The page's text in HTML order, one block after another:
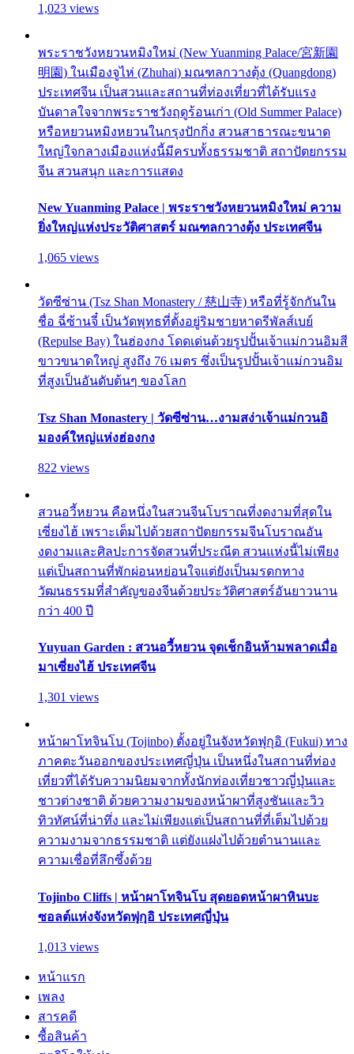
1,023 views
พระราชวังหยวนหมิงใหม่ (New Yuanming Palace/宮新園
明園) ในเมืองจูไห่ (Zhuhai) มณฑลกวางตุ้ง (Quangdong)
ประเทศจีน เป็นสวนและสถานที่ท่องเที่ยวที่ได้รับแรง
บันดาลใจจากพระราชวังฤดูร้อนเก่า (Old Summer Palace)
หรือหยวนหมิงหยวนในกรุงปักกิ่ง สวนสาธารณะขนาด
ใหญ่ใจกลางเมืองแห่งนี้มีครบทั้งธรรมชาติ สถาปัตยกรรม
จีน สวนสนุก และการแสดง
New Yuanming Palace | พระราชวังหยวนหมิงใหม่ ความ
ยิ่งใหญ่แห่งประวัติศาสตร์ มณฑลกวางตุ้ง ประเทศจีน
1,065 views
วัดซีซ่าน (Tsz Shan Monastery / 慈山寺) หรือที่รู้จักกันใน
ชื่อ ฉี่ซ้านจี๋ เป็นวัดพุทธที่ตั้งอยู่ริมชายหาดรีพัลส์เบย์
(Repulse Bay) ในฮ่องกง โดดเด่นด้วยรูปปั้นเจ้าแม่กวนอิมสี
ขาวขนาดใหญ่ สูงถึง 76 เมตร ซึ่งเป็นรูปปั้นเจ้าแม่กวนอิม
ที่สูงเป็นอันดับต้นๆ ของโลก
Tsz Shan Monastery | วัดซีซ่าน…งามสง่าเจ้าแม่กวนอิ
มองค์ใหญ่แห่งฮ่องกง
822 views
สวนอวี้หยวน คือหนึ่งในสวนจีนโบราณที่งดงามที่สุดใน
เซี่ยงไฮ้ เพราะเต็มไปด้วยสถาปัตยกรรมจีนโบราณอัน
งดงามและศิลปะการจัดสวนที่ประณีต สวนแห่งนี้ไม่เพียง
แต่เป็นสถานที่พักผ่อนหย่อนใจแต่ยังเป็นมรดกทาง
วัฒนธรรมที่สำคัญของจีนด้วยประวัติศาสตร์อันยาวนาน
กว่า 400 ปี
Yuyuan Garden : สวนอวี้หยวน จุดเช็กอินห้ามพลาดเมื่อ
มาเซี่ยงไฮ้ ประเทศจีน
1,301 views
หน้าผาโทจินโบ (Tojinbo) ตั้งอยู่ในจังหวัดฟุกุอิ (Fukui) ทาง
ภาคตะวันออกของประเทศญี่ปุ่น เป็นหนึ่งในสถานที่ท่อง
เที่ยวที่ได้รับความนิยมจากทั้งนักท่องเที่ยวชาวญี่ปุ่นและ
ชาวต่างชาติ ด้วยความงามของหน้าผาที่สูงชันและวิว
ทิวทัศน์ที่น่าทึ่ง และไม่เพียงแต่เป็นสถานที่ที่เต็มไปด้วย
ความงามจากธรรมชาติ แต่ยังแฝงไปด้วยตำนานและ
ความเชื่อที่ลึกซึ้งด้วย
Tojinbo Cliffs | หน้าผาโทจินโบ สุดยอดหน้าผาหินบะ
ซอลต์แห่งจังหวัดฟุกุอิ ประเทศญี่ปุ่น
1,013 views
หน้าแรก
เพลง
สารคดี
ซื้อสินค้า